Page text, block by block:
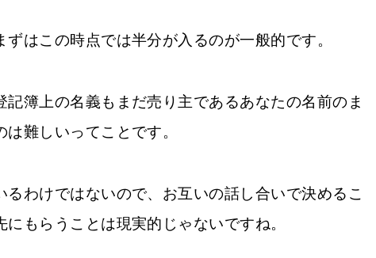
はこの時点では半分が入るのが一般的です。
簿上の名義もまだ売り主であるあなたの名前のま
難しいってことです。
わけではないので、お互いの話し合いで決めるこ
もらうことは現実的じゃないですね。